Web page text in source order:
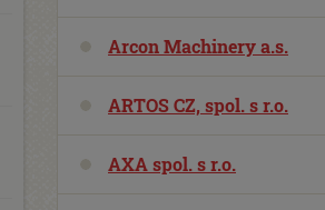
Arcon Machinery a.s.
ARTOS CZ, spol. s r.o.
AXA spol. s r.o.